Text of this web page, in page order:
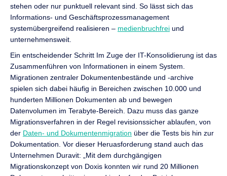
stehen oder nur punktuell relevant sind. So lässt sich das
Informations- und Geschäftsprozessmanagement
systemübergreifend realisieren – medienbruchfrei und
unternehmensweit.
Ein entscheidender Schritt Im Zuge der IT-Konsolidierung ist das
Zusammenführen von Informationen in einem System.
Migrationen zentraler Dokumentenbestände und -archive
spielen sich dabei häufig in Bereichen zwischen 10.000 und
hunderten Millionen Dokumenten ab und bewegen
Datenvolumen im Terabyte-Bereich. Dazu muss das ganze
Migrationsverfahren in der Regel revisionssicher ablaufen, von
der Daten- und Dokumentenmigration über die Tests bis hin zur
Dokumentation. Vor dieser Heruasforderung stand auch das
Unternehmen Duravit: „Mit dem durchgängigen
Migrationskonzept von Doxis konnten wir rund 20 Millionen